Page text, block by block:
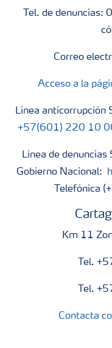
Tel. de
Correo
Acceso a la
Línea anticorrupción
+57(601) 220 10
Línea de denuncias
Gobierno Nacional:
Telefónica
Km 11
Tel.
Tel.
Contacta